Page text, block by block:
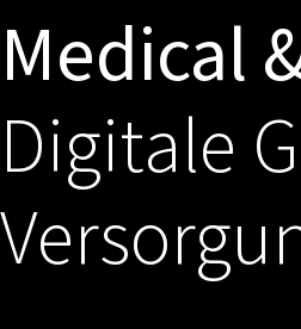
Medical
Digitale